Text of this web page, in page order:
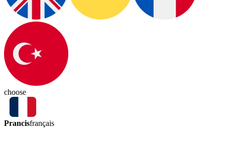
choose
Prancisfrançais